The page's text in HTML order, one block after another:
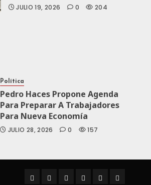
JULIO 19, 2026 0 204
Política
Pedro Haces Propone Agenda
Para Preparar A Trabajadores
Para Nueva Economía
JULIO 28, 2026 0 157